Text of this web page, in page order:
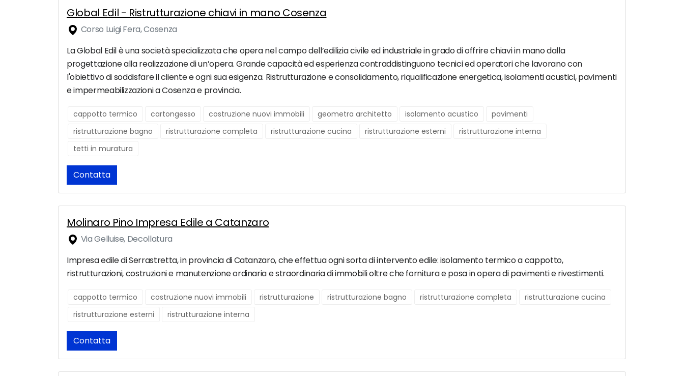
Global Edil - Ristrutturazione chiavi in mano Cosenza
Corso Luigi Fera, Cosenza
La Global Edil è una società specializzata che opera nel campo dell’edilizia civile ed industriale in grado di offrire chiavi in mano dalla
progettazione alla realizzazione di un’opera. Grande capacità ed esperienza contraddistinguono tecnici ed operatori che lavorano con
l'obiettivo di soddisfare il cliente e ogni sua esigenza. Ristrutturazione e consolidamento, riqualificazione energetica, isolamenti acustici, pavimenti
e impermeabilizzazioni a Cosenza e provincia.
cappotto termico cartongesso costruzione nuovi immobili geometra architetto isolamento acustico
pavimenti
ristrutturazione bagno
ristrutturazione completa ristrutturazione cucina ristrutturazione esterni
ristrutturazione interna
tetti in muratura
Contatta
Molinaro Pino Impresa Edile a Catanzaro
Via Gelluise, Decollatura
Impresa edile di Serrastretta, in provincia di Catanzaro, che effettua ogni sorta di intervento edile: isolamento termico a cappotto,
ristrutturazioni, costruzioni e manutenzione ordinaria e straordinaria di immobili oltre che fornitura e posa in opera di pavimenti e rivestimenti.
cappotto termico costruzione nuovi immobili ristrutturazione ristrutturazione bagno ristrutturazione completa
ristrutturazione cucina
ristrutturazione esterni
ristrutturazione interna
Contatta